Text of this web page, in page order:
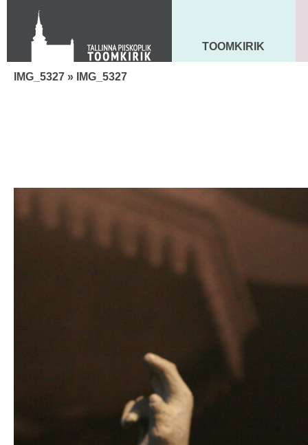
Toom-Kooli 6, 10130 TALLINN
tallinna.toom
+372 644 4140
MAARJA KIRIK
TOOMKIRIK
IMG_5327 » IMG_5327